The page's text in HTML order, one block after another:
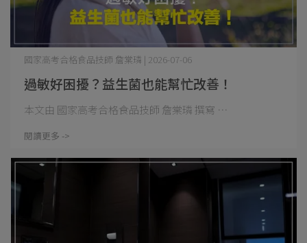
過敏好困擾？益生菌也能幫忙改善！
國家高考合格食品技師 詹棠璘 | 2026-07-06
本文由 國家高考合格食品技師 詹棠璘 撰寫 ⋯
閱讀更多 ->